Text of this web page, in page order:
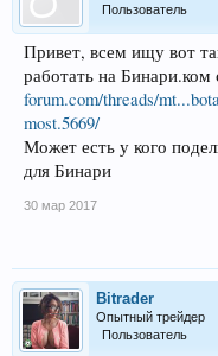
Пользователь
Привет, всем ищу вот
работать на Бинари.ком
forum.com/threads/
most.5669/
Может есть у кого
для Бинари
30 мар 2017
Bitrader
Опытный трейдер
Пользователь